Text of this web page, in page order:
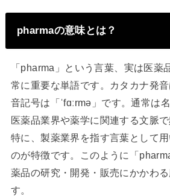
pharmaの意味とは？
「pharma」という言葉、実は医薬
常に重要な単語です。カタカナ発
音記号は「ˈfɑːrmə」です。通常は
医薬品業界や薬学に関連する文脈で
特に、製薬業界を指す言葉として
のが特徴です。このように「
薬品の研究・開発・販売にかかわ
す。